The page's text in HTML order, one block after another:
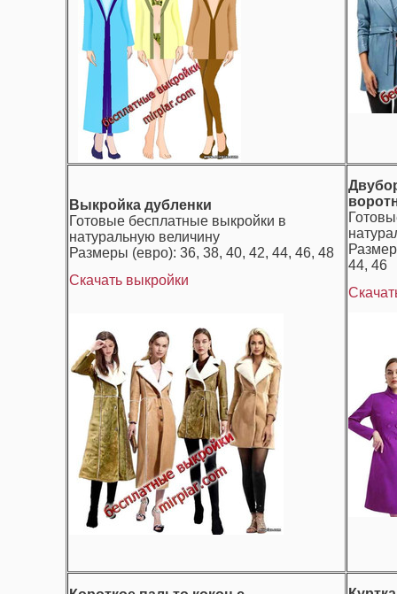
Выкройка дубленки
Готовые бесплатные выкройки в
натуральную величину
Размеры (евро): 36, 38, 40, 42, 44, 46, 48
Скачать выкройки
44, 46